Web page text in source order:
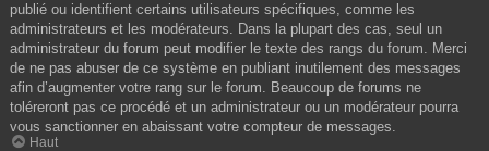
publié ou identifient certains utilisateurs spécifiques, comme les
administrateurs et les modérateurs. Dans la plupart des cas, seul un
administrateur du forum peut modifier le texte des rangs du forum. Merci
de ne pas abuser de ce système en publiant inutilement des messages
afin d’augmenter votre rang sur le forum. Beaucoup de forums ne
toléreront pas ce procédé et un administrateur ou un modérateur pourra
vous sanctionner en abaissant votre compteur de messages.
Haut